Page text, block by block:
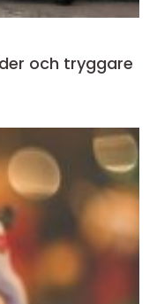
och tryggare